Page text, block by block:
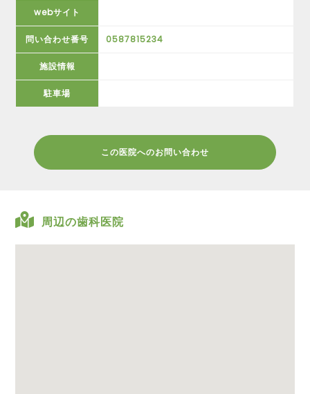
webサイト
問い合わせ番号 0587815234
施設情報
駐車場
この医院へのお問い合わせ
周辺の歯科医院